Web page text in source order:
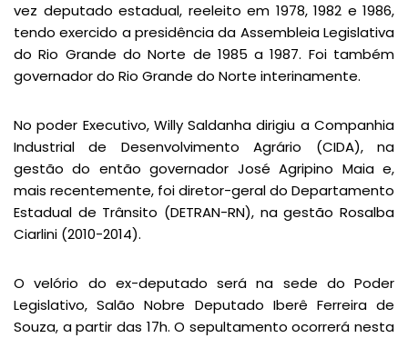
vez deputado estadual, reeleito em 1978, 1982 e 1986,
tendo exercido a presidência da Assembleia Legislativa
do Rio Grande do Norte de 1985 a 1987. Foi também
governador do Rio Grande do Norte interinamente.
No poder Executivo, Willy Saldanha dirigiu a Companhia
Industrial de Desenvolvimento Agrário (CIDA), na
gestão do então governador José Agripino Maia e,
mais recentemente, foi diretor-geral do Departamento
Estadual de Trânsito (DETRAN-RN), na gestão Rosalba
Ciarlini (2010-2014).
O velório do ex-deputado será na sede do Poder
Legislativo, Salão Nobre Deputado Iberê Ferreira de
Souza, a partir das 17h. O sepultamento ocorrerá nesta